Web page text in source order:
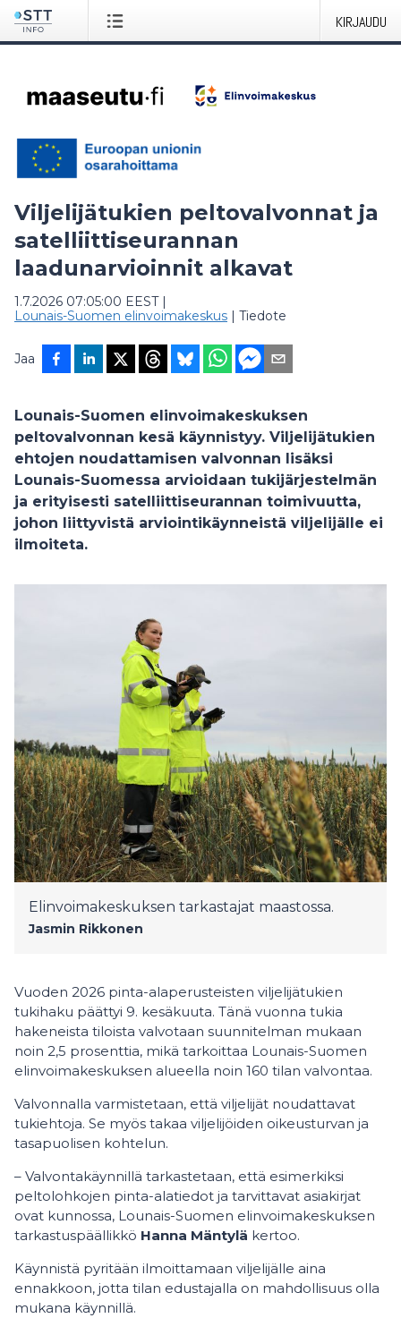
KIRJAUDU
Viljelijätukien peltovalvonnat ja
satelliittiseurannan
laadunarvioinnit alkavat
1.7.2026 07:05:00 EEST|
Lounais-Suomen elinvoimakeskus | Tiedote
Jaa
Lounais-Suomen elinvoimakeskuksen
peltovalvonnan kesä käynnistyy. Viljelijätukien
ehtojen noudattamisen valvonnan lisäksi
Lounais-Suomessa arvioidaan tukijärjestelmän
ja erityisesti satelliittiseurannan toimivuutta,
johon liittyvistä arviointikäynneistä viljelijälle ei
ilmoiteta.
Elinvoimakeskuksen tarkastajat maastossa.
Jasmin Rikkonen
Vuoden 2026 pinta-alaperusteisten viljelijätukien
tukihaku päättyi 9. kesäkuuta. Tänä vuonna tukia
hakeneista tiloista valvotaan suunnitelman mukaan
noin 2,5 prosenttia, mikä tarkoittaa Lounais-Suomen
elinvoimakeskuksen alueella noin 160 tilan valvontaa.
Valvonnalla varmistetaan, että viljelijät noudattavat
tukiehtoja. Se myös takaa viljelijöiden oikeusturvan ja
tasapuolisen kohtelun.
– Valvontakäynnillä tarkastetaan, että esimerkiksi
peltolohkojen pinta-alatiedot ja tarvittavat asiakirjat
ovat kunnossa, Lounais-Suomen elinvoimakeskuksen
tarkastuspäällikkö Hanna Mäntylä kertoo.
Käynnistä pyritään ilmoittamaan viljelijälle aina
ennakkoon, jotta tilan edustajalla on mahdollisuus olla
mukana käynnillä.